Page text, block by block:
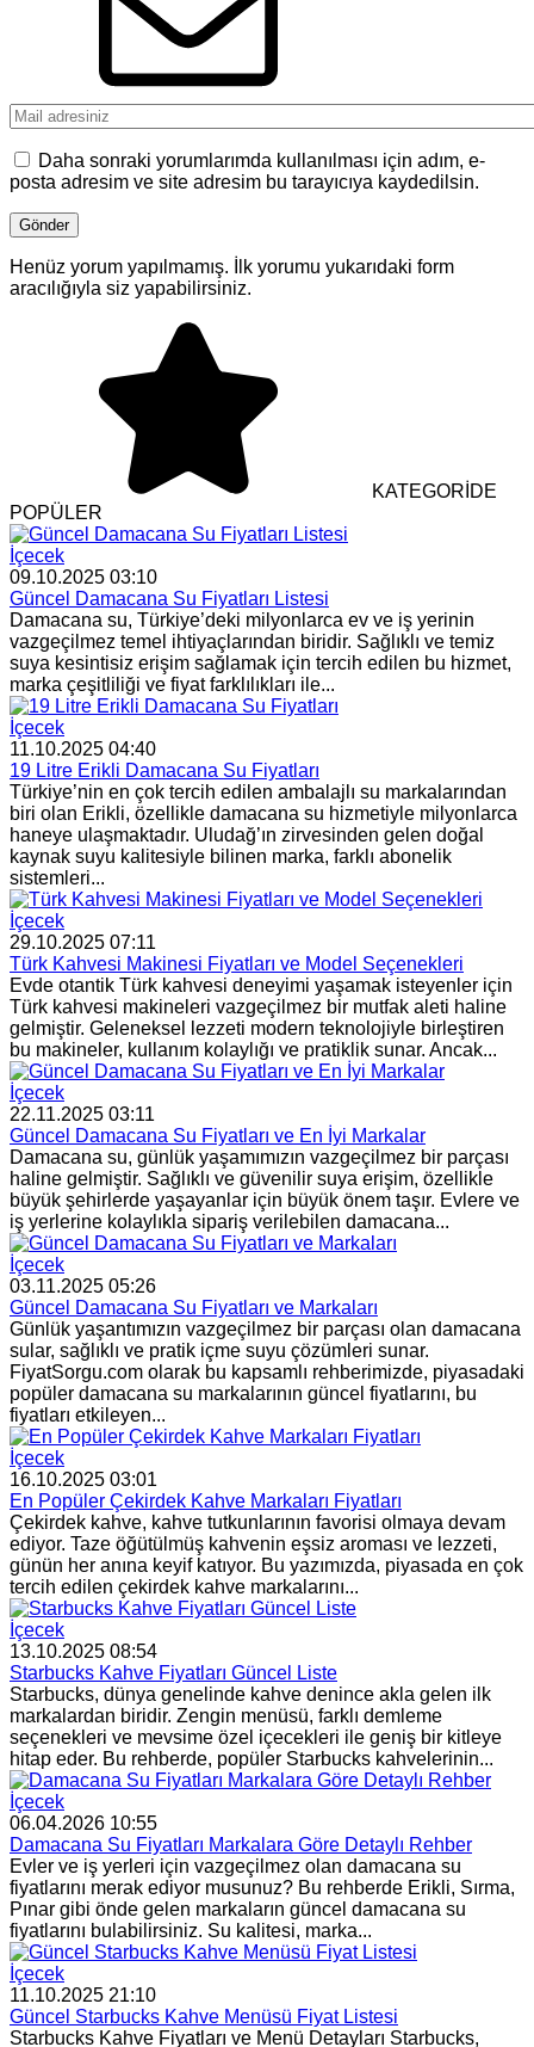
Daha sonraki yorumlarımda kullanılması için adım, e-
posta adresim ve site adresim bu tarayıcıya kaydedilsin.
Henüz yorum yapılmamış. İlk yorumu yukarıdaki form
aracılığıyla siz yapabilirsiniz.
KATEGORİDE
POPÜLER
İçecek
09.10.2025 03:10
Güncel Damacana Su Fiyatları Listesi
Damacana su, Türkiye’deki milyonlarca ev ve iş yerinin
vazgeçilmez temel ihtiyaçlarından biridir. Sağlıklı ve temiz
suya kesintisiz erişim sağlamak için tercih edilen bu hizmet,
marka çeşitliliği ve fiyat farklılıkları ile...
İçecek
11.10.2025 04:40
19 Litre Erikli Damacana Su Fiyatları
Türkiye’nin en çok tercih edilen ambalajlı su markalarından
biri olan Erikli, özellikle damacana su hizmetiyle milyonlarca
haneye ulaşmaktadır. Uludağ’ın zirvesinden gelen doğal
kaynak suyu kalitesiyle bilinen marka, farklı abonelik
sistemleri...
İçecek
29.10.2025 07:11
Türk Kahvesi Makinesi Fiyatları ve Model Seçenekleri
Evde otantik Türk kahvesi deneyimi yaşamak isteyenler için
Türk kahvesi makineleri vazgeçilmez bir mutfak aleti haline
gelmiştir. Geleneksel lezzeti modern teknolojiyle birleştiren
bu makineler, kullanım kolaylığı ve pratiklik sunar. Ancak...
İçecek
22.11.2025 03:11
Güncel Damacana Su Fiyatları ve En İyi Markalar
Damacana su, günlük yaşamımızın vazgeçilmez bir parçası
haline gelmiştir. Sağlıklı ve güvenilir suya erişim, özellikle
büyük şehirlerde yaşayanlar için büyük önem taşır. Evlere ve
iş yerlerine kolaylıkla sipariş verilebilen damacana...
İçecek
03.11.2025 05:26
Güncel Damacana Su Fiyatları ve Markaları
Günlük yaşantımızın vazgeçilmez bir parçası olan damacana
sular, sağlıklı ve pratik içme suyu çözümleri sunar.
FiyatSorgu.com olarak bu kapsamlı rehberimizde, piyasadaki
popüler damacana su markalarının güncel fiyatlarını, bu
fiyatları etkileyen...
İçecek
16.10.2025 03:01
En Popüler Çekirdek Kahve Markaları Fiyatları
Çekirdek kahve, kahve tutkunlarının favorisi olmaya devam
ediyor. Taze öğütülmüş kahvenin eşsiz aroması ve lezzeti,
günün her anına keyif katıyor. Bu yazımızda, piyasada en çok
tercih edilen çekirdek kahve markalarını...
İçecek
13.10.2025 08:54
Starbucks Kahve Fiyatları Güncel Liste
Starbucks, dünya genelinde kahve denince akla gelen ilk
markalardan biridir. Zengin menüsü, farklı demleme
seçenekleri ve mevsime özel içecekleri ile geniş bir kitleye
hitap eder. Bu rehberde, popüler Starbucks kahvelerinin...
İçecek
06.04.2026 10:55
Damacana Su Fiyatları Markalara Göre Detaylı Rehber
Evler ve iş yerleri için vazgeçilmez olan damacana su
fiyatlarını merak ediyor musunuz? Bu rehberde Erikli, Sırma,
Pınar gibi önde gelen markaların güncel damacana su
fiyatlarını bulabilirsiniz. Su kalitesi, marka...
İçecek
11.10.2025 21:10
Güncel Starbucks Kahve Menüsü Fiyat Listesi
Starbucks Kahve Fiyatları ve Menü Detayları Starbucks,